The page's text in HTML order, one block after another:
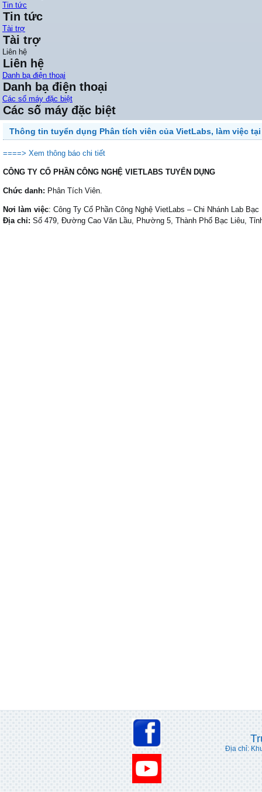
Tin tức
Tin tức
Tài trợ
Tài trợ
Liên hệ
Liên hệ
Danh bạ điện thoại
Danh bạ điện thoại
Các số máy đặc biệt
Các số máy đặc biệt
Thông tin tuyển dụng Phân tích viên của VietLabs, làm việc
====> Xem thông báo chi tiết
CÔNG TY CỔ PHẦN CÔNG NGHỆ VIETLABS TUYỂN DỤNG
Chức danh: Phân Tích Viên.
Nơi làm việc: Công Ty Cổ Phần Công Nghệ VietLabs – Chi Nhánh Lab Bạc
Địa chỉ: Số 479, Đường Cao Văn Lầu, Phường 5, Thành Phố Bạc Liêu,
Địa chỉ: